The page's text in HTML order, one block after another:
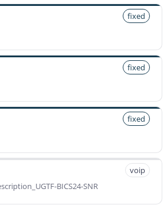
fixed
fixed
fixed
voip
BICS24-SNR